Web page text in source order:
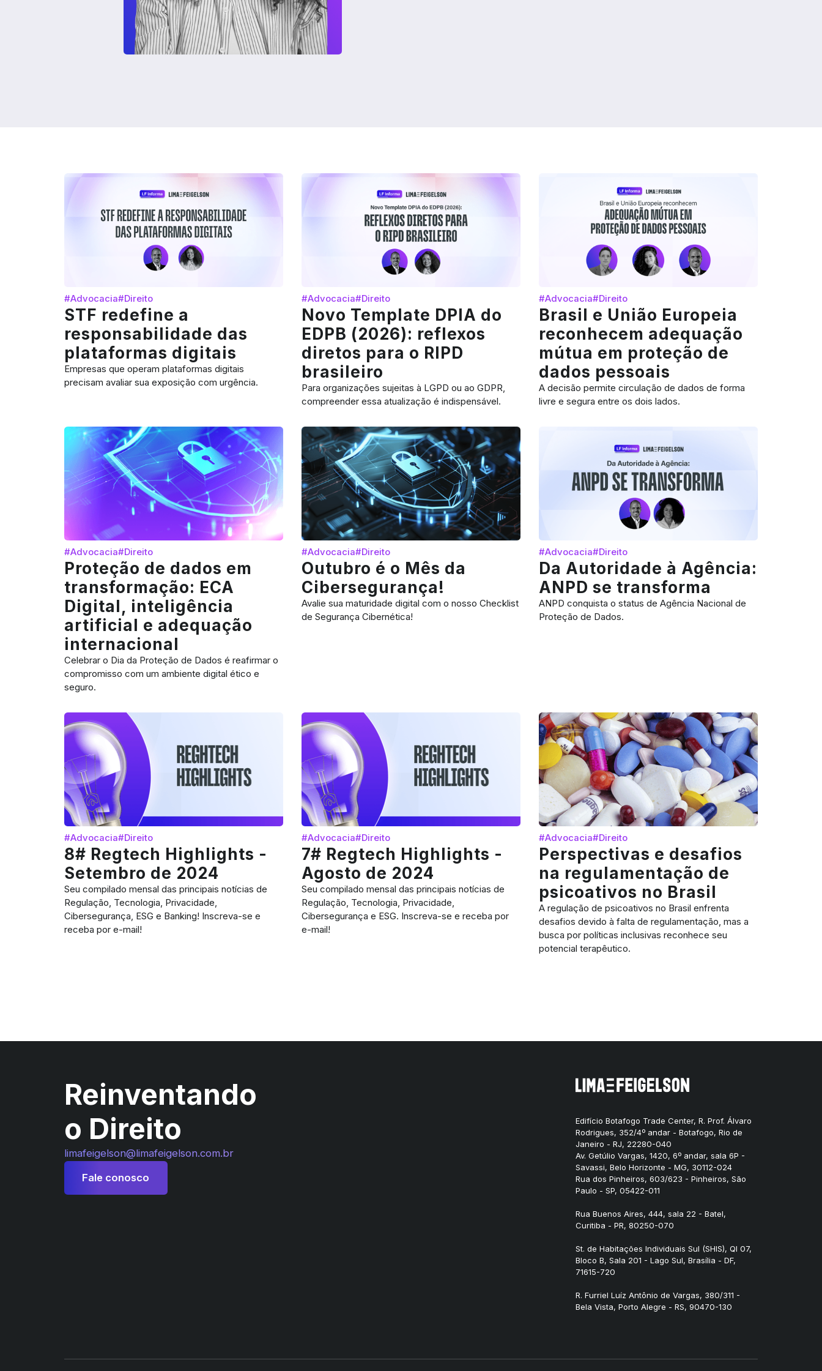
#Advocacia#Direito
STF redefine a
responsabilidade das
plataformas digitais
Empresas que operam plataformas digitais
precisam avaliar sua exposição com urgência.
#Advocacia#Direito
Novo Template DPIA do
EDPB (2026): reflexos
diretos para o RIPD
brasileiro
Para organizações sujeitas à LGPD ou ao GDPR,
compreender essa atualização é indispensável.
#Advocacia#Direito
Brasil e União Europeia
reconhecem adequação
mútua em proteção de
dados pessoais
A decisão permite circulação de dados de forma
livre e segura entre os dois lados.
#Advocacia#Direito
Proteção de dados em
transformação: ECA
Digital, inteligência
artificial e adequação
internacional
Celebrar o Dia da Proteção de Dados é reafirmar o
compromisso com um ambiente digital ético e
seguro.
#Advocacia#Direito
Outubro é o Mês da
Cibersegurança!
Avalie sua maturidade digital com o nosso Checklist
de Segurança Cibernética!
#Advocacia#Direito
Da Autoridade à Agência:
ANPD se transforma
ANPD conquista o status de Agência Nacional de
Proteção de Dados.
#Advocacia#Direito
8# Regtech Highlights -
Setembro de 2024
Seu compilado mensal das principais notícias de
Regulação, Tecnologia, Privacidade,
Cibersegurança, ESG e Banking! Inscreva-se e
receba por e-mail!
#Advocacia#Direito
7# Regtech Highlights -
Agosto de 2024
Seu compilado mensal das principais notícias de
Regulação, Tecnologia, Privacidade,
Cibersegurança e ESG. Inscreva-se e receba por
e-mail!
#Advocacia#Direito
Perspectivas e desafios
na regulamentação de
psicoativos no Brasil
A regulação de psicoativos no Brasil enfrenta
desafios devido à falta de regulamentação, mas a
busca por políticas inclusivas reconhece seu
potencial terapêutico.
Reinventando
o Direito
limafeigelson@limafeigelson.com.br
Fale conosco
Edifício Botafogo Trade Center, R. Prof. Álvaro
Rodrigues, 352/4º andar - Botafogo, Rio de
Janeiro - RJ, 22280-040
Av. Getúlio Vargas, 1420, 6º andar, sala 6P -
Savassi, Belo Horizonte - MG, 30112-024
Rua dos Pinheiros, 603/623 - Pinheiros, São
Paulo - SP, 05422-011
Rua Buenos Aires, 444, sala 22 - Batel,
Curitiba - PR, 80250-070
St. de Habitações Individuais Sul (SHIS), QI 07,
Bloco B, Sala 201 - Lago Sul, Brasília - DF,
71615-720
R. Furriel Luíz Antônio de Vargas, 380/311 -
Bela Vista, Porto Alegre - RS, 90470-130